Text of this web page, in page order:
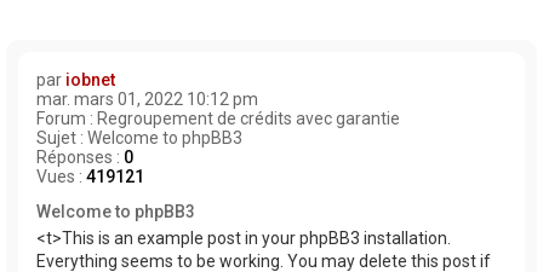
par iobnet
mar. mars 01, 2022 10:12 pm
Forum : Regroupement de crédits avec garantie
Sujet : Welcome to phpBB3
Réponses : 0
Vues : 419121
Welcome to phpBB3
<t>This is an example post in your phpBB3 installation.
Everything seems to be working. You may delete this post if